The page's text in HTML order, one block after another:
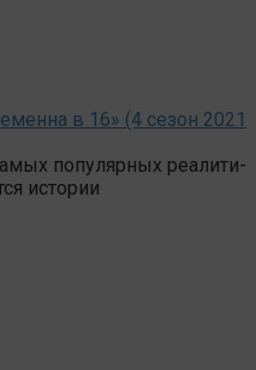
в 16» (4 сезон 2021
популярных реалити-
истории